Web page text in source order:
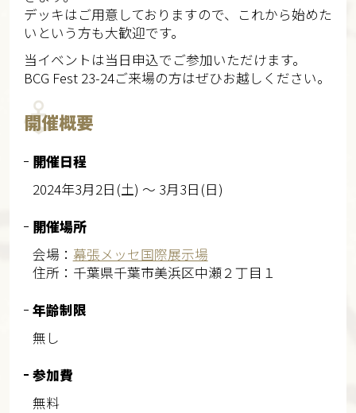
デッキはご用意しておりますので、これから始めた
いという方も大歓迎です。
当イベントは当日申込でご参加いただけます。
BCG Fest 23-24ご来場の方はぜひお越しください。
開催概要
開催日程
2024年3月2日(土) ～ 3月3日(日)
開催場所
会場： 幕張メッセ国際展示場
住所：千葉県千葉市美浜区中瀬２丁目１
年齢制限
無し
参加費
無料